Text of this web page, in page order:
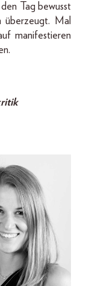
Tag bewusst
Mal
manifestieren